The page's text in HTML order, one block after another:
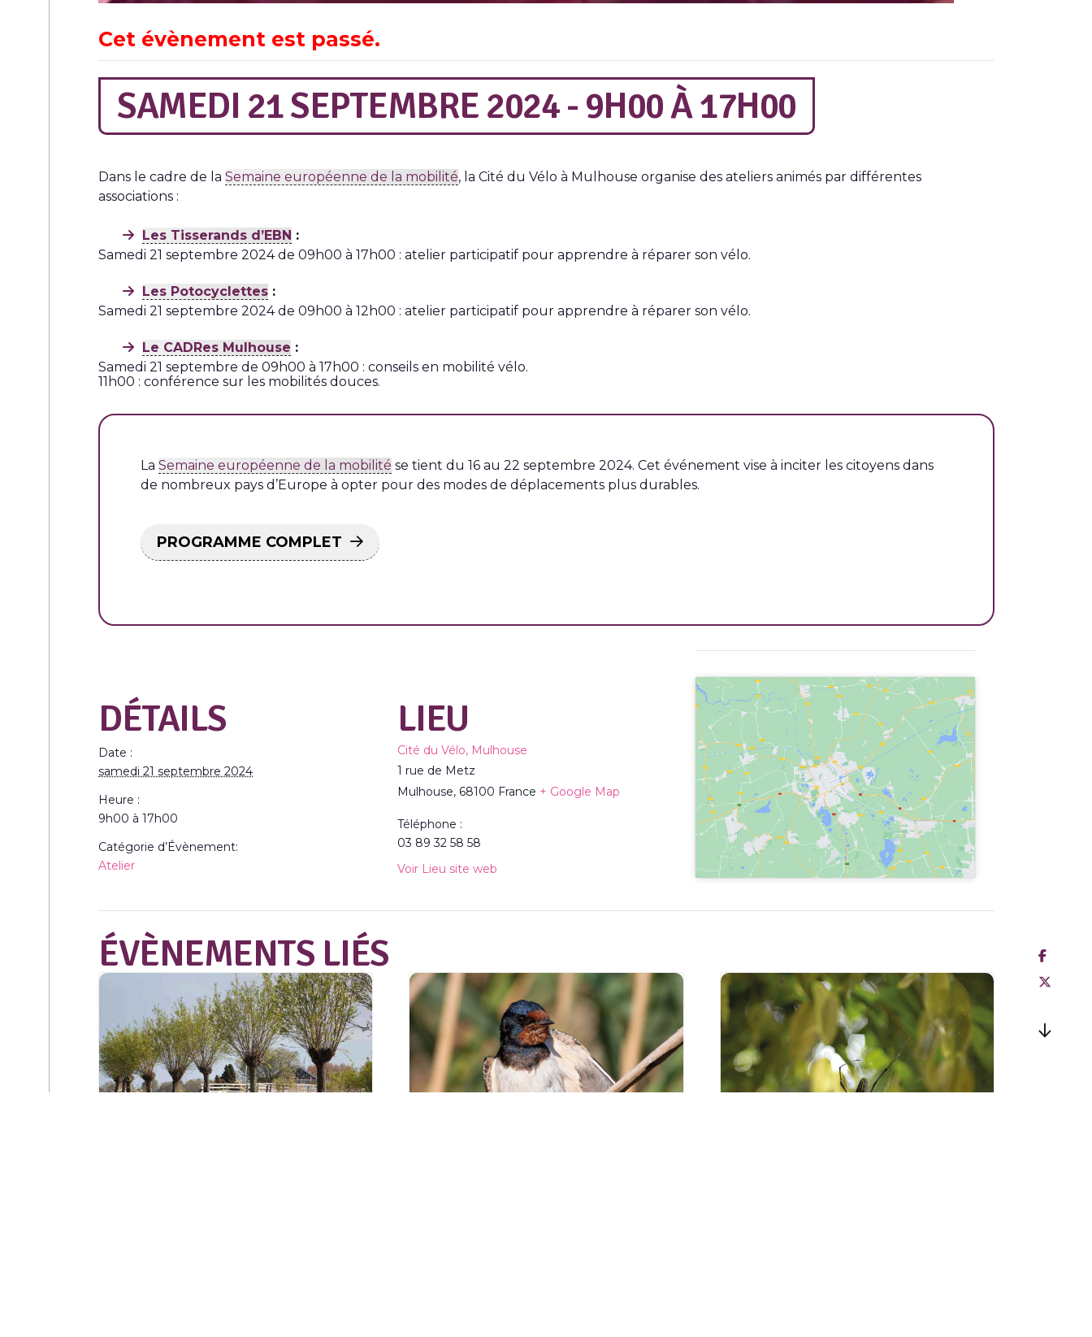
Cet évènement est passé.
SAMEDI 21 SEPTEMBRE 2024 - 9H00À17H00
Dans le cadre de la Semaine européenne de la mobilité, la Cité du Vélo à Mulhouse organise des ateliers animés par différentes
associations :
Les Tisserands d’EBN :
Samedi 21 septembre 2024 de 09h00 à 17h00 : atelier participatif pour apprendre à réparer son vélo.
Les Potocyclettes :
Samedi 21 septembre 2024 de 09h00 à 12h00 : atelier participatif pour apprendre à réparer son vélo.
Le CADRes Mulhouse :
Samedi 21 septembre de 09h00 à 17h00 : conseils en mobilité vélo.
11h00 : conférence sur les mobilités douces.
La Semaine européenne de la mobilité se tient du 16 au 22 septembre 2024. Cet événement vise à inciter les citoyens dans
de nombreux pays d’Europe à opter pour des modes de déplacements plus durables.
PROGRAMME COMPLET
DÉTAILS
Date :
samedi 21 septembre 2024
Heure :
9h00 à 17h00
Catégorie d’Évènement:
Atelier
LIEU
Cité du Vélo, Mulhouse
1 rue de Metz
Mulhouse, 68100 France + Google Map
Téléphone :
03 89 32 58 58
Voir Lieu site web
ÉVÈNEMENTS LIÉS